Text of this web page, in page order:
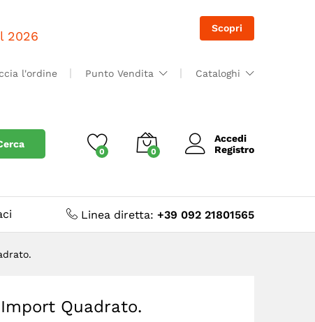
2026
Scopri
l'ordine Punto Vendita Cataloghi
0 0
Accedi
Registro
Linea diretta: +39 092 21801565
Quadrato.